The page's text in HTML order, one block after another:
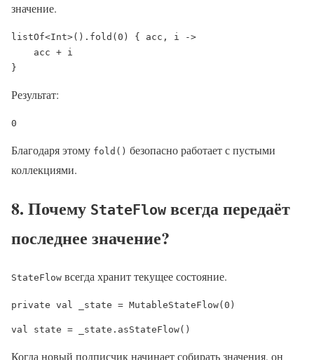
значение.
listOf<Int>().fold(0) { acc, i ->
}
Результат:
Благодаря этому fold() безопасно работает с пустыми
коллекциями.
8. Почему StateFlow всегда передаёт
последнее значение?
StateFlow всегда хранит текущее состояние.
private val _state = MutableStateFlow(0)
val state = _state.asStateFlow()
Когда новый подписчик начинает собирать значения, он